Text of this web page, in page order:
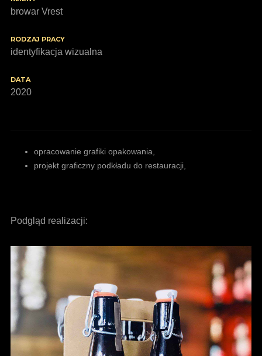
browar Vrest
RODZAJ PRACY
identyfikacja wizualna
DATA
2020
opracowanie grafiki opakowania,
projekt graficzny podkładu do restauracji,
Podgląd realizacji: